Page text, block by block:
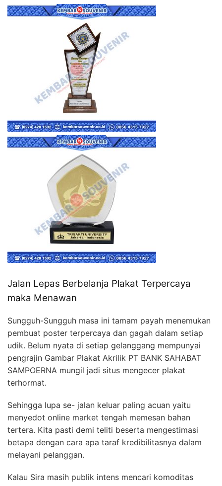
Jalan Lepas Berbelanja Plakat Terpercaya
maka Menawan
Sungguh-Sungguh masa ini tamam payah menemukan
pembuat poster terpercaya dan gagah dalam setiap
udik. Belum nyata di setiap gelanggang mempunyai
pengrajin Gambar Plakat Akrilik PT BANK SAHABAT
SAMPOERNA mungil jadi situs mengecer plakat
terhormat.
Sehingga lupa se- jalan keluar paling acuan yaitu
menyedot online market tengah memesan bahan
tertera. Kita pasti demi teliti beserta mengestimasi
betapa dengan cara apa taraf kredibilitasnya dalam
melayani pelanggan.
Kalau Sira masih publik intens mencari komoditas